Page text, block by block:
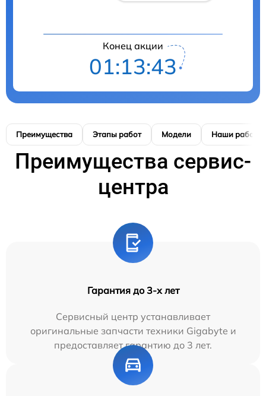
Конец акции
01:13:42
Преимущества Этапы работ Модели Наши работы
Преимущества сервис-
центра
Гарантия до 3-х лет
Сервисный центр устанавливает
оригинальные запчасти техники Gigabyte и
предоставляет гарантию до 3 лет.